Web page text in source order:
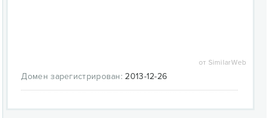
от SimilarWeb
Домен зарегистрирован: 2013-12-26